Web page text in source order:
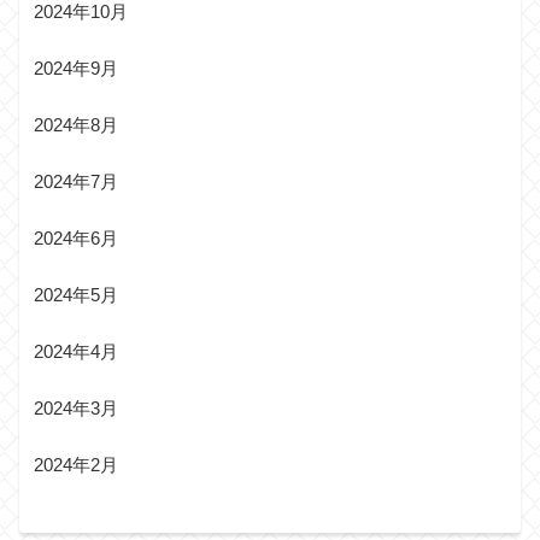
2024年10月
2024年9月
2024年8月
2024年7月
2024年6月
2024年5月
2024年4月
2024年3月
2024年2月